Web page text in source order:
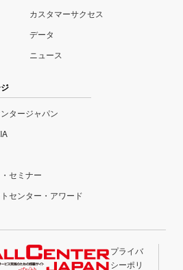
カスタマーサクセス
データ
ニュース
タージャパン
セミナー
センター・アワード
プライバ
シーポリ